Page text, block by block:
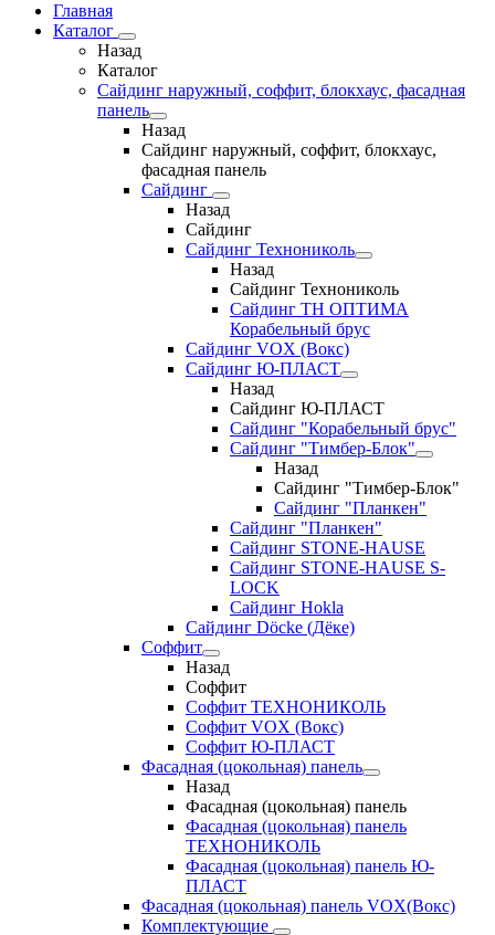
Главная
Каталог
Назад
Каталог
Сайдинг наружный, соффит, блокхаус, фасадная
панель
Назад
Сайдинг наружный, соффит, блокхаус,
фасадная панель
Сайдинг
Назад
Сайдинг
Сайдинг Технониколь
Назад
Сайдинг Технониколь
Сайдинг ТН ОПТИМА
Корабельный брус
Сайдинг VOX (Вокс)
Сайдинг Ю-ПЛАСТ
Назад
Сайдинг Ю-ПЛАСТ
Сайдинг "Корабельный брус"
Сайдинг "Тимбер-Блок"
Назад
Сайдинг "Тимбер-Блок"
Сайдинг "Планкен"
Сайдинг "Планкен"
Сайдинг STONE-HAUSE
Сайдинг STONE-HAUSE S-
LOCK
Сайдинг Hokla
Сайдинг Döcke (Дёке)
Соффит
Назад
Соффит
Соффит ТЕХНОНИКОЛЬ
Соффит VOX (Вокс)
Соффит Ю-ПЛАСТ
Фасадная (цокольная) панель
Назад
Фасадная (цокольная) панель
Фасадная (цокольная) панель
ТЕХНОНИКОЛЬ
Фасадная (цокольная) панель Ю-
ПЛАСТ
Фасадная (цокольная) панель VOX(Вокс)
Комплектующие